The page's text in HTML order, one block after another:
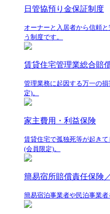
日管協預り金保証制度
オーナーと入居者から信頼
う制度です。
賃貸住宅管理業総合賠
管理業務に起因する万一の
定)。
家主費用・利益保険
賃貸住宅で孤独死等が起き
(会員限定)。
簡易宿所賠償責任保険
簡易宿泊事業者や民泊事業者